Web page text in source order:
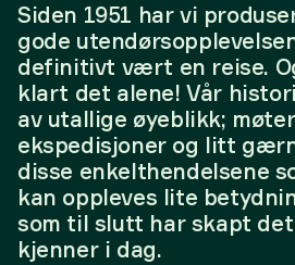
Siden 1951 har vi
gode
definitivt vært en reise.
klart det alene! Vår
av utallige øyeblikk;
ekspedisjoner og litt
disse enkelthendelsene
kan oppleves lite
som til slutt har skapt
kjenner i dag.